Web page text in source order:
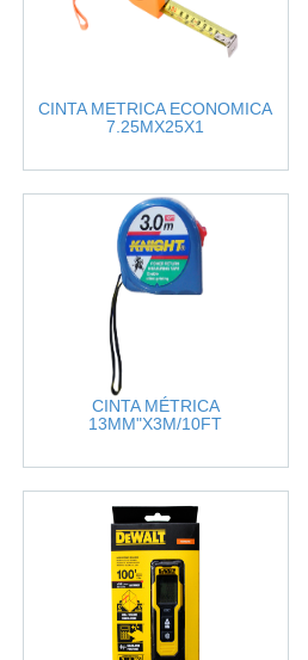
CINTA METRICA ECONOMICA
7.25MX25X1
CINTA MÉTRICA
13MM"X3M/10FT